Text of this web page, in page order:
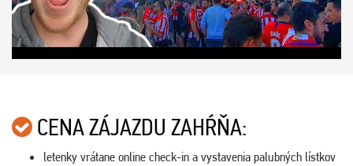
CENA ZÁJAZDU ZAHŔŇA:
letenky vrátane online check-in a vystavenia palubných lístkov